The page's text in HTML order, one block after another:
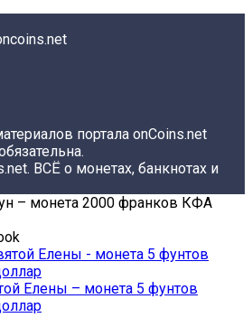
портала onCoins.net
ВСЁ о монетах, банкнотах и
– монета 2000 франков КФА
Елены – монета 5 фунтов